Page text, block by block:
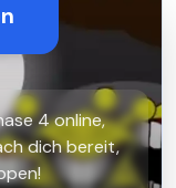
4 online,
dich bereit,